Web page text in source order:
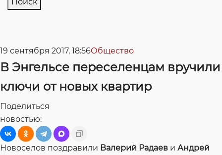
19 сентября 2017, 18:56Общество
В Энгельсе переселенцам вручили
ключи от новых квартир
Поделиться
новостью:
Новоселов поздравили Валерий Радаев и Андрей